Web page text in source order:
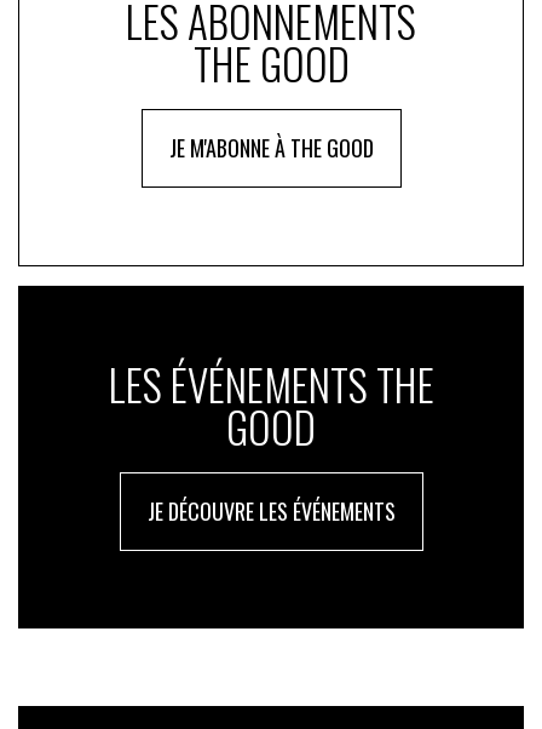
LES ABONNEMENTS
THE GOOD
JE M'ABONNE À THE GOOD
LES ÉVÉNEMENTS THE
GOOD
JE DÉCOUVRE LES ÉVÉNEMENTS